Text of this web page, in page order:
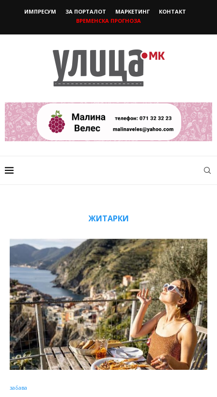
ИМПРЕСУМ ЗА ПОРТАЛОТ МАРКЕТИНГ
КОНТАКТ
ВРЕМЕНСКА ПРОГНОЗА
ЖИТАРКИ
забава